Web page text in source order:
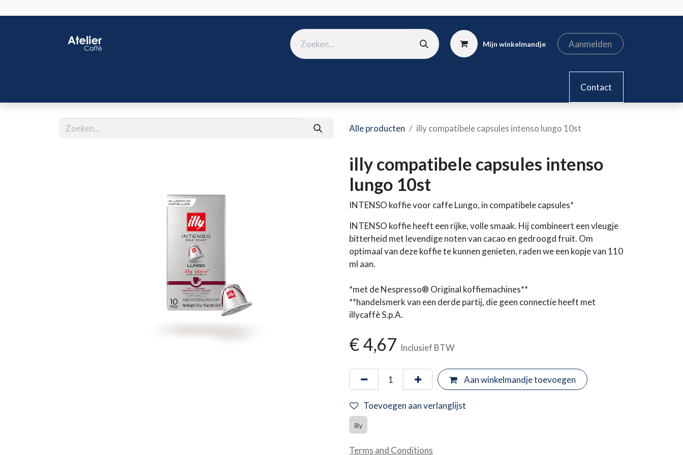
Mijn winkelmandje Aanmelden
Contact
Alle producten illy compatibele capsules intenso lungo 10st
illy compatibele capsules intenso
lungo 10st
INTENSO koffie voor caffe Lungo, in compatibele capsules*
INTENSO koffie heeft een rijke, volle smaak. Hij combineert een vleugje
bitterheid met levendige noten van cacao en gedroogd fruit. Om
optimaal van deze koffie te kunnen genieten, raden we een kopje van 110
ml aan.
*met de Nespresso® Original koffiemachines**
**handelsmerk van een derde partij, die geen connectie heeft met
illycaffè S.p.A.
€4,67 Inclusief BTW
Aan winkelmandje toevoegen
Toevoegen aan verlanglijst
illy
Terms and Conditions